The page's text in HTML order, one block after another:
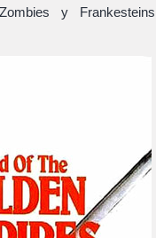
y Frankesteins